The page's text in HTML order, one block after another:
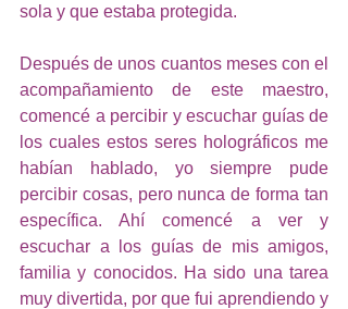
sola y que estaba protegida.
Después de unos cuantos meses con el
acompañamiento de este maestro,
comencé a percibir y escuchar guías de
los cuales estos seres holográficos me
habían hablado, yo siempre pude
percibir cosas, pero nunca de forma tan
específica. Ahí comencé a ver y
escuchar a los guías de mis amigos,
familia y conocidos. Ha sido una tarea
muy divertida, por que fui aprendiendo y